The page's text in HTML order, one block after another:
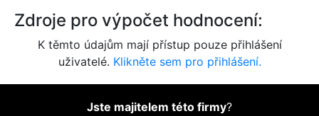
Zdroje pro výpočet hodnocení:
K těmto údajům mají přístup pouze přihlášení
uživatelé. Klikněte sem pro přihlášení.
Jste majitelem této firmy?